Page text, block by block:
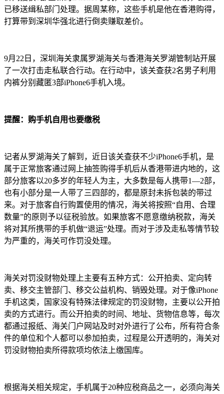
已移送缉私部门处理。据周某称，这些手机是他在香港购得，
打算带到深圳华强北进行倒卖赚取差价。
9月22日，深圳海关隶属罗湖海关与香港海关罗湖管制站开展
了一次打击走私联合行动。在行动中，该关查获2名男子利用
内裤分别藏匿3部iPhone6手机入境。
提醒：购手机自用也要缴税
记者从罗湖海关了解到，近日该关查获不少iPhone6手机，是
属于正常旅客通过网上抽签购得手机后从香港带进内地的，这
部分旅客以20多岁的年轻人为主，大多数是每人携带1—2部，
也有小部分是一人带了三四部的，都是原封未拆包装的带过
来。对于旅客自行购置使用的情况，海关将按照“自用、合理
数量”的原则予以征税验放。如果旅客不愿意缴纳税款，海关
将对其所携带的手机做“退运”处理。而对于涉及走私等情节较
为严重的，海关可作罚没处理。
海关对罚没财物处理上主要有五种方式：公开拍卖、定向转
卖、移交主管部门、移交公益机构、销毁处理。对于像iPhone
手机这类，国家没有特殊法律规定的罚没财物，主要以公开拍
卖的方式进行。而公开拍卖的时间、地址、货物信息等，每次
都通过报纸、海关门户网站及时对外进行了公布，所有符合条
件的单位和个人都可以参加拍卖，过程是公开透明的，海关对
罚没财物拍卖所得款项均依法上缴国库。
根据海关相关规定，手机属于20种应税商品之一，必须向海关